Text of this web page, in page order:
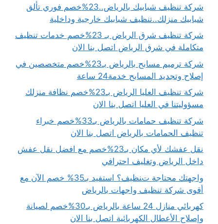
شركة تنظيف شبابيك بالرياض..23%خصم فوري تألق
شبابيك منزلك..تنظيف شبابيك خارجية وداخلية
شركة تنظيف شرق الرياض بـ 23%خصم خدمات تنظيف
متكاملة في شرق الرياض اتصل بنا الان
شركة ترميم مسابح بالرياض بـ23%خصم متخصصين في
إصلاح وتجديد المسابح خدمة24 ساعة
شركة تنظيف العليا الرياض بـ23%خصم نظافة منزلك
مسؤوليتنا في العليا اتصل بنا الان
شركة تنظيف حمامات بالرياض بـ33%خصم خبراء
تنظيف الحمامات بالرياض اتصل بنا الان
نقل عفشك لأي مكان بـ23%خصم مع افضل نقل عفش
داخل الرياض وتغليف احترافي
واجهتك محتاجة تنظيف؟ استفيد بـ35% خصم الآن مع
أقوى شركة تنظيف واجهات بالرياض
كهربائي منازل 24 ساعة بالرياض بـ30%خصم لصيانة
وإصلاح الأعطال الكهربائية اتصل بنا الان